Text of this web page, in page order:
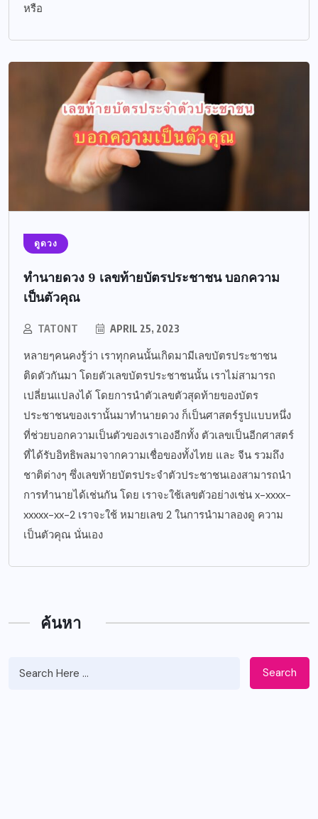
หรือ
ดูดวง
ทำนายดวง 9 เลขท้ายบัตรประชาชน บอกความ
เป็นตัวคุณ
TATONT APRIL 25, 2023
หลายๆคนคงรู้ว่า เราทุกคนนั้นเกิดมามีเลขบัตรประชาชน
ติดตัวกันมา โดยตัวเลขบัตรประชาชนนั้น เราไม่สามารถ
เปลี่ยนแปลงได้ โดยการนำตัวเลขตัวสุดท้ายของบัตร
ประชาชนของเรานั้นมาทำนายดวง ก็เป็นศาสตร์รูปแบบหนึ่ง
ที่ช่วยบอกความเป็นตัวของเราเองอีกทั้ง ตัวเลขเป็นอีกศาสตร์
ที่ได้รับอิทธิพลมาจากความเชื่อของทั้งไทย และ จีน รวมถึง
ชาติต่างๆ ซึ่งเลขท้ายบัตรประจำตัวประชาชนเองสามารถนำ
การทำนายได้เช่นกัน โดย เราจะใช้เลขตัวอย่างเช่น x-xxxx-
xxxxx-xx-2 เราจะใช้ หมายเลข 2 ในการนำมาลองดู ความ
เป็นตัวคุณ นั่นเอง
ค้นหา
Search